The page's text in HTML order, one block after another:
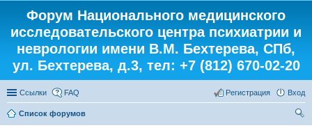
Форум Национального медицинского
исследовательского центра психиатрии и
неврологии имени В.М. Бехтерева, СПб,
ул. Бехтерева, д.3, тел: +7 (812) 670-02-20
Ссылки FAQ Вход
Регистрация
Список форумов